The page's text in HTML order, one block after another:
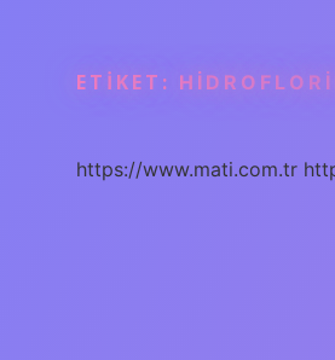
ETIKET:
https://www.mati.com.tr